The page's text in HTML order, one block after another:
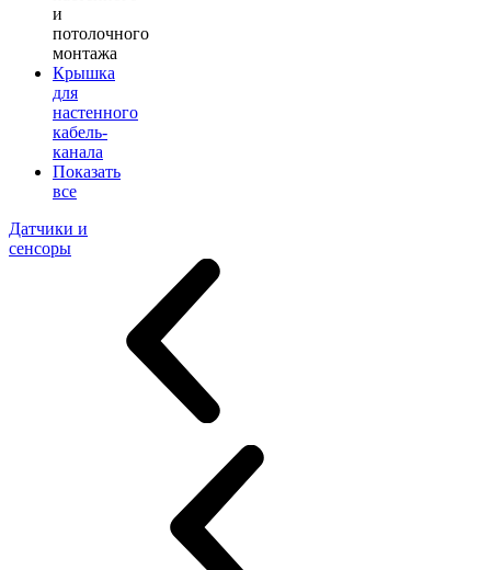
и
потолочного
монтажа
Крышка
для
настенного
кабель-
канала
Показать
все
Датчики и
сенсоры